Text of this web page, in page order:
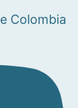
Colombia